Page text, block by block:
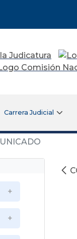
Carrera Judicial